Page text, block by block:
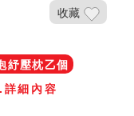
收藏
紓壓枕乙個
細內容